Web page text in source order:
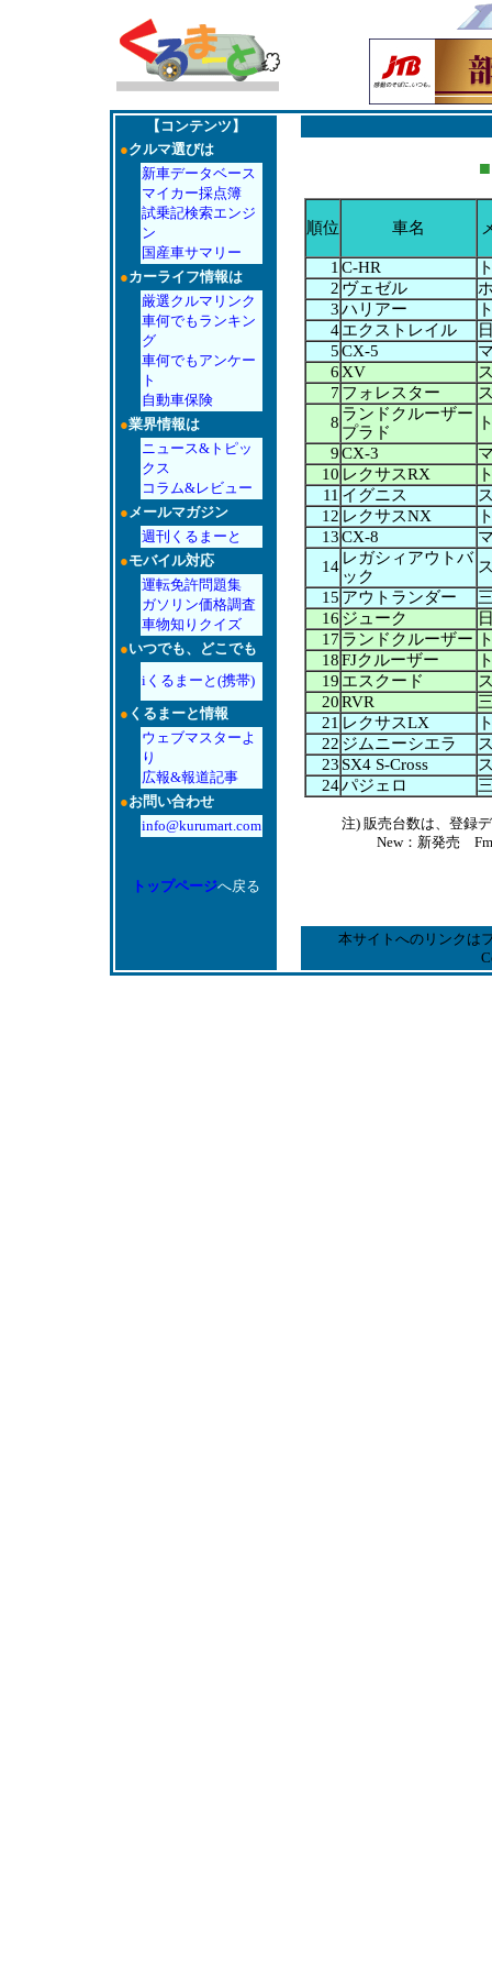
【コンテンツ】
●クルマ選びは
新車データベース
マイカー採点簿
試乗記検索エンジ
ン
国産車サマリー
●カーライフ情報は
厳選クルマリンク
車何でもランキン
グ
車何でもアンケー
ト
自動車保険
●業界情報は
ニュース&トピッ
クス
コラム&レビュー
●メールマガジン
週刊くるまーと
●モバイル対応
運転免許問題集
ガソリン価格調査
車物知りクイズ
●いつでも、どこでも
iくるまーと(携帯)
● くるまーと情報
ウェブマスターよ
り
広報&報道記事
●お問い合わせ
info@kurumart.com
トップページへ戻る
■
順位 車名
1 C-HR
2 ヴェゼル
3ハリアー
4エクストレイル
5CX-5
6 XV
7 フォレスター
8 ランドクルーザー
プラド
9CX-3
10 レクサスRX
11 イグニス
12 レクサスNX
13CX-8
14 レガシィアウトバ
ック
15 アウトランダー
16 ジューク
17 ランドクルーザー
18FJクルーザー
19 エスクード
20RVR
21 レクサスLX
22 ジムニーシエラ
23 SX4 S-Cross
24パジェロ
注) 販売台数は、登録
New：新発売
本サイトへのリンクは